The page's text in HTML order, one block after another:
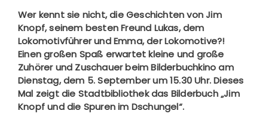
Wer kennt sie nicht, die Geschichten von Jim
Knopf, seinem besten Freund Lukas, dem
Lokomotivführer und Emma, der Lokomotive?!
Einen großen Spaß erwartet kleine und große
Zuhörer und Zuschauer beim Bilderbuchkino am
Dienstag, dem 5. September um 15.30 Uhr. Dieses
Mal zeigt die Stadtbibliothek das Bilderbuch „Jim
Knopf und die Spuren im Dschungel“.